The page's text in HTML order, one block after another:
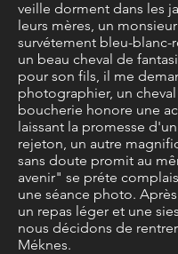
veille dorment dans les
leurs mères, un
survétement bleu-blanc-
un beau cheval de
pour son fils, il me
photographier, un
boucherie honore une
laissant la promesse
rejeton, un autre
sans doute promit au
avenir" se préte
une séance photo.
un repas léger et une
nous décidons de
Méknes.